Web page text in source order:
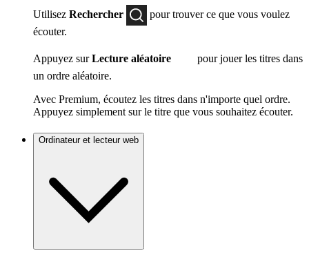
Utilisez Rechercher
pour trouver ce que vous voulez
écouter.
Appuyez surLecture aléatoire
pour jouer les titres dans
un ordre aléatoire.
Avec Premium, écoutez les titres dans n'importe quel ordre.
Appuyez simplement sur le titre que vous souhaitez écouter.
Ordinateur et lecteur web